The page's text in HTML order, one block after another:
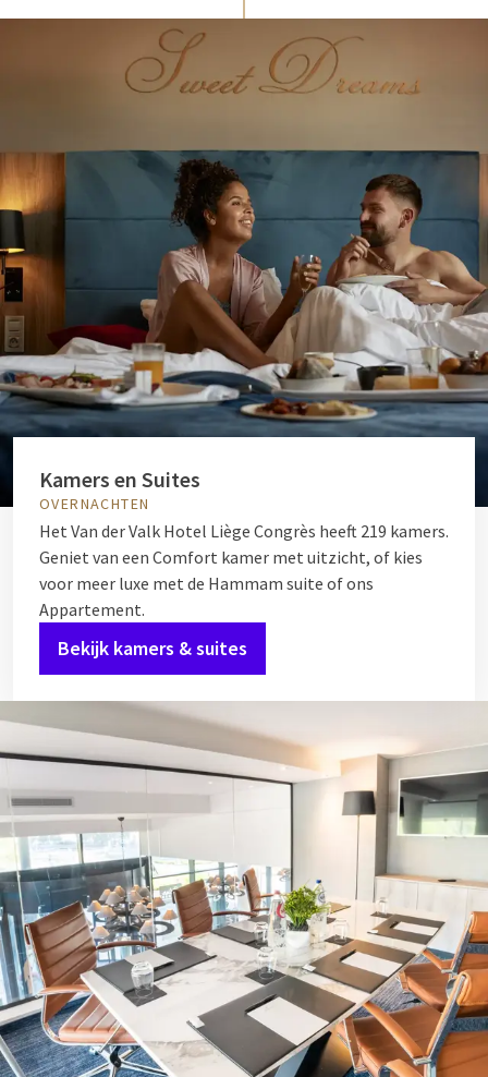
Kamers en Suites
OVERNACHTEN
Het Van der Valk Hotel Liège Congrès heeft 219 kamers.
Geniet van een Comfort kamer met uitzicht, of kies
voor meer luxe met de Hammam suite of ons
Appartement.
Bekijk kamers & suites